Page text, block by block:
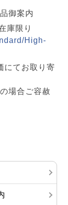
御案内
庫限り
High-
てお取り寄
場合ご容赦